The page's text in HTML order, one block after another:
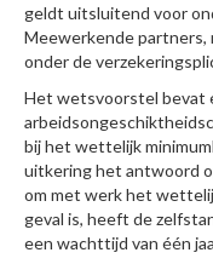
geldt uitsluitend voor
Meewerkende partners,
onder de
Het wetsvoorstel bevat
bij het wettelijk
uitkering het antwoord
om met werk het
geval is, heeft de
een wachttijd van één